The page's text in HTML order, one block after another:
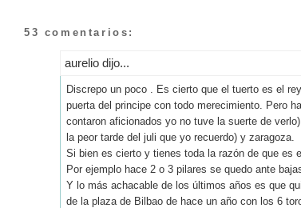
53 comentarios:
aurelio dijo...
Discrepo un poco . Es cierto que el tuerto es el
puerta del principe con todo merecimiento. Pero
contaron aficionados yo no tuve la suerte de
la peor tarde del juli que yo recuerdo) y zaragoza.
Si bien es cierto y tienes toda la razón de que es
Por ejemplo hace 2 o 3 pilares se quedo ante
Y lo más achacable de los últimos años es que
de la plaza de Bilbao de hace un año con los 6